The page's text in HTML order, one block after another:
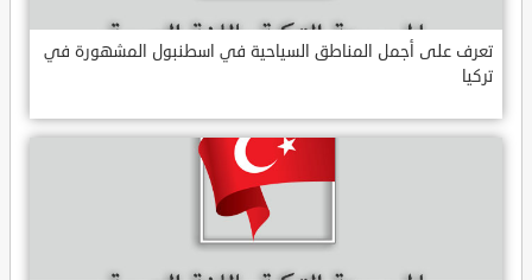
تعرف على أجمل المناطق السياحية في اسطنبول المشهورة في
تركيا